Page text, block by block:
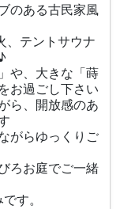
のある古民家風
、テントサウナ
や、大きな「蒔
お過ごし下さい
ら、開放感のあ
がらゆっくりご
ろお庭でご一緒
す。